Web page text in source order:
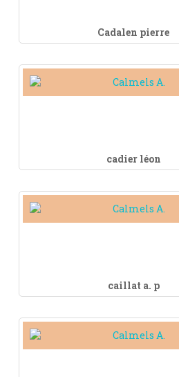
Cadalen pierre
cadier léon
caillat a. p